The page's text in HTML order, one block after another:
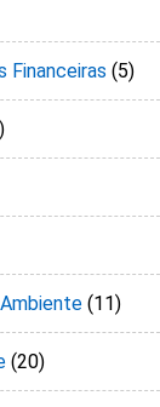
Financeiras (5)
(11)
(20)